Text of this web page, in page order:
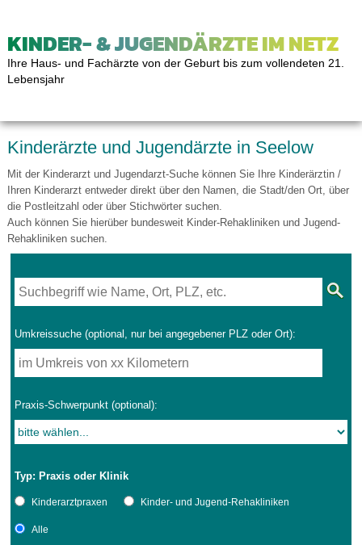
KINDER- & JUGENDÄRZTE IM NETZ
Ihre Haus- und Fachärzte von der Geburt bis zum vollendeten 21.
Lebensjahr
Kinderärzte und Jugendärzte in Seelow
Mit der Kinderarzt und Jugendarzt-Suche können Sie Ihre Kinderärztin /
Ihren Kinderarzt entweder direkt über den Namen, die Stadt/den Ort, über
die Postleitzahl oder über Stichwörter suchen.
Auch können Sie hierüber bundesweit Kinder-Rehakliniken und Jugend-
Rehakliniken suchen.
Umkreissuche (optional, nur bei angegebener PLZ oder Ort):
Praxis-Schwerpunkt (optional):
Typ: Praxis oder Klinik
Kinderarztpraxen Kinder- und Jugend-Rehakliniken
Alle